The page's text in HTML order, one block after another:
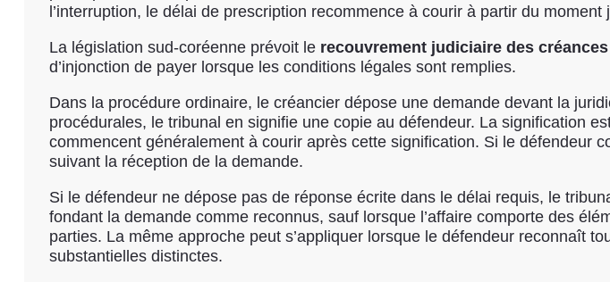
l’interruption, le délai de prescription recommence à courir à partir du
La législation sud-coréenne prévoit le recouvrement judiciaire des créances
d’injonction de payer lorsque les conditions légales sont remplies.
Dans la procédure ordinaire, le créancier dépose une demande devant la
procédurales, le tribunal en signifie une copie au défendeur. La signification
commencent généralement à courir après cette signification. Si le défendeur
suivant la réception de la demande.
Si le défendeur ne dépose pas de réponse écrite dans le délai requis, le
fondant la demande comme reconnus, sauf lorsque l’affaire comporte des
parties. La même approche peut s’appliquer lorsque le défendeur reconnaît
substantielles distinctes.